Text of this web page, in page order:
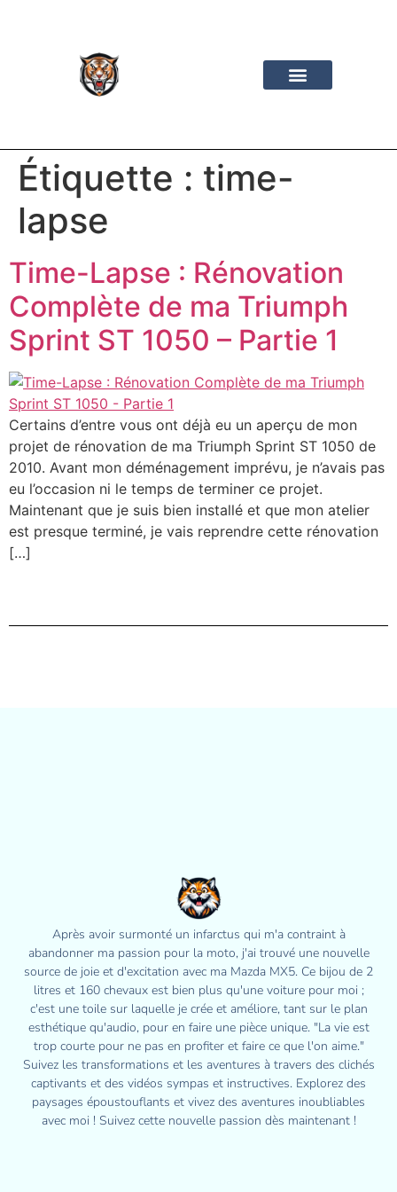
Étiquette : time-
lapse
Time-Lapse : Rénovation
Complète de ma Triumph
Sprint ST 1050 – Partie 1
Certains d’entre vous ont déjà eu un aperçu de mon
projet de rénovation de ma Triumph Sprint ST 1050 de
2010. Avant mon déménagement imprévu, je n’avais pas
eu l’occasion ni le temps de terminer ce projet.
Maintenant que je suis bien installé et que mon atelier
est presque terminé, je vais reprendre cette rénovation
[…]
Après avoir surmonté un infarctus qui m'a contraint à
abandonner ma passion pour la moto, j'ai trouvé une nouvelle
source de joie et d'excitation avec ma Mazda MX5. Ce bijou de 2
litres et 160 chevaux est bien plus qu'une voiture pour moi ;
c'est une toile sur laquelle je crée et améliore, tant sur le plan
esthétique qu'audio, pour en faire une pièce unique. "La vie est
trop courte pour ne pas en profiter et faire ce que l'on aime."
Suivez les transformations et les aventures à travers des clichés
captivants et des vidéos sympas et instructives. Explorez des
paysages époustouflants et vivez des aventures inoubliables
avec moi ! Suivez cette nouvelle passion dès maintenant !